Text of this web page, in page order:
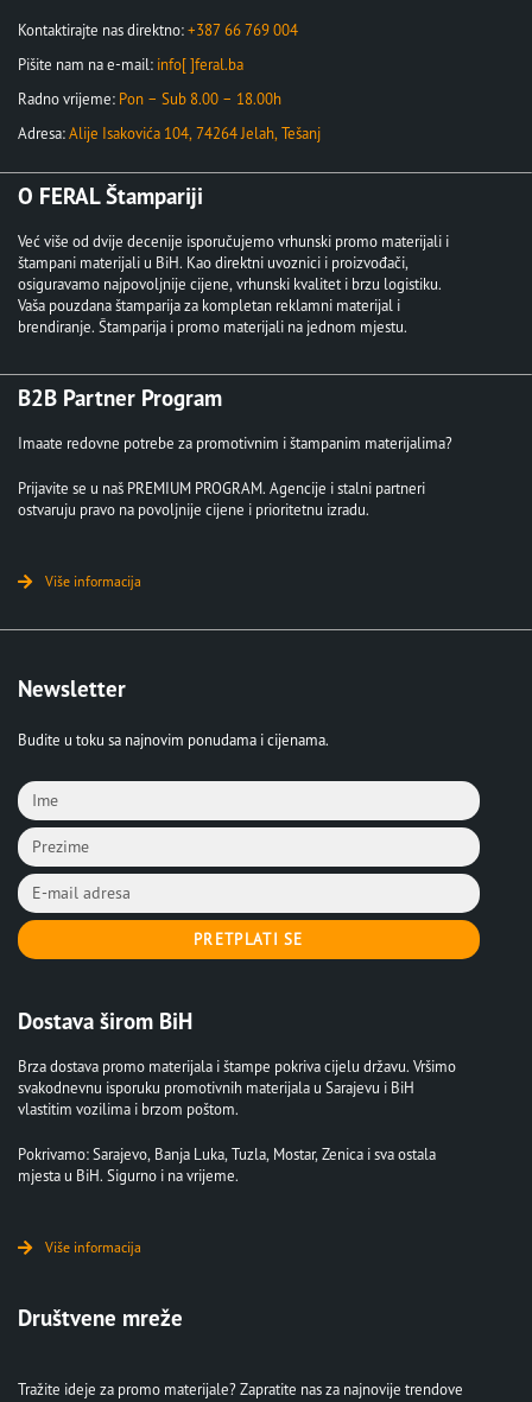
Kontaktirajte nas direktno:+387 66 769 004
Pišite nam na e-mail: info[ ]feral.ba
Radno vrijeme: Pon – Sub 8.00 – 18.00h
Adresa:Alije Isakovića 104, 74264 Jelah, Tešanj
O FERAL Štampariji
Već više od dvije decenije isporučujemo vrhunski promo materijali i
štampani materijali u BiH. Kao direktni uvoznici i proizvođači,
osiguravamo najpovoljnije cijene, vrhunski kvalitet i brzu logistiku.
Vaša pouzdana štamparija za kompletan reklamni materijal i
brendiranje. Štamparija i promo materijali na jednom mjestu.
B2B Partner Program
Imaate redovne potrebe za promotivnim i štampanim materijalima?
Prijavite se u naš PREMIUM PROGRAM. Agencije i stalni partneri
ostvaruju pravo na povoljnije cijene i prioritetnu izradu.
Više informacija
Newsletter
Budite u toku sa najnovim ponudama i cijenama.
PRETPLATI SE
Dostava širom BiH
Brza dostava promo materijala i štampe pokriva cijelu državu. Vršimo
svakodnevnu isporuku promotivnih materijala u Sarajevu i BiH
vlastitim vozilima i brzom poštom.
Pokrivamo: Sarajevo, Banja Luka, Tuzla, Mostar, Zenica i sva ostala
mjesta u BiH. Sigurno i na vrijeme.
Više informacija
Društvene mreže
Tražite ideje za promo materijale? Zapratite nas za najnovije trendove